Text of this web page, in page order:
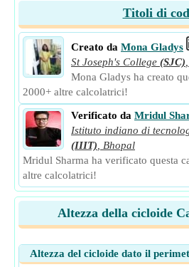
Titoli di
Creato da Mona Gladys
St Joseph's College (SJC)
Mona Gladys ha creato
2000+ altre calcolatrici!
Verificato da Mridul
Istituto indiano di
(IIIT)
Bhopal
Mridul Sharma ha verificato questa
altre calcolatrici!
Altezza della cicloide
Altezza del cicloide dato il